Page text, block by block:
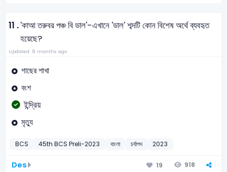
11 .'কাআ তরুবর পঞ্চ বি ডাল'-এখানে 'ডাল' শব্দটি কোন বিশেষ অর্থে ব্যবহৃত
হয়েছে?
Updated: 8 months ago
গাছের শাখা
বংশ
ইন্দ্রিয়
মৃত্যু
BCS 45th BCS Preli-2023 বাংলা চর্যাপদ 2023
Des 19 918